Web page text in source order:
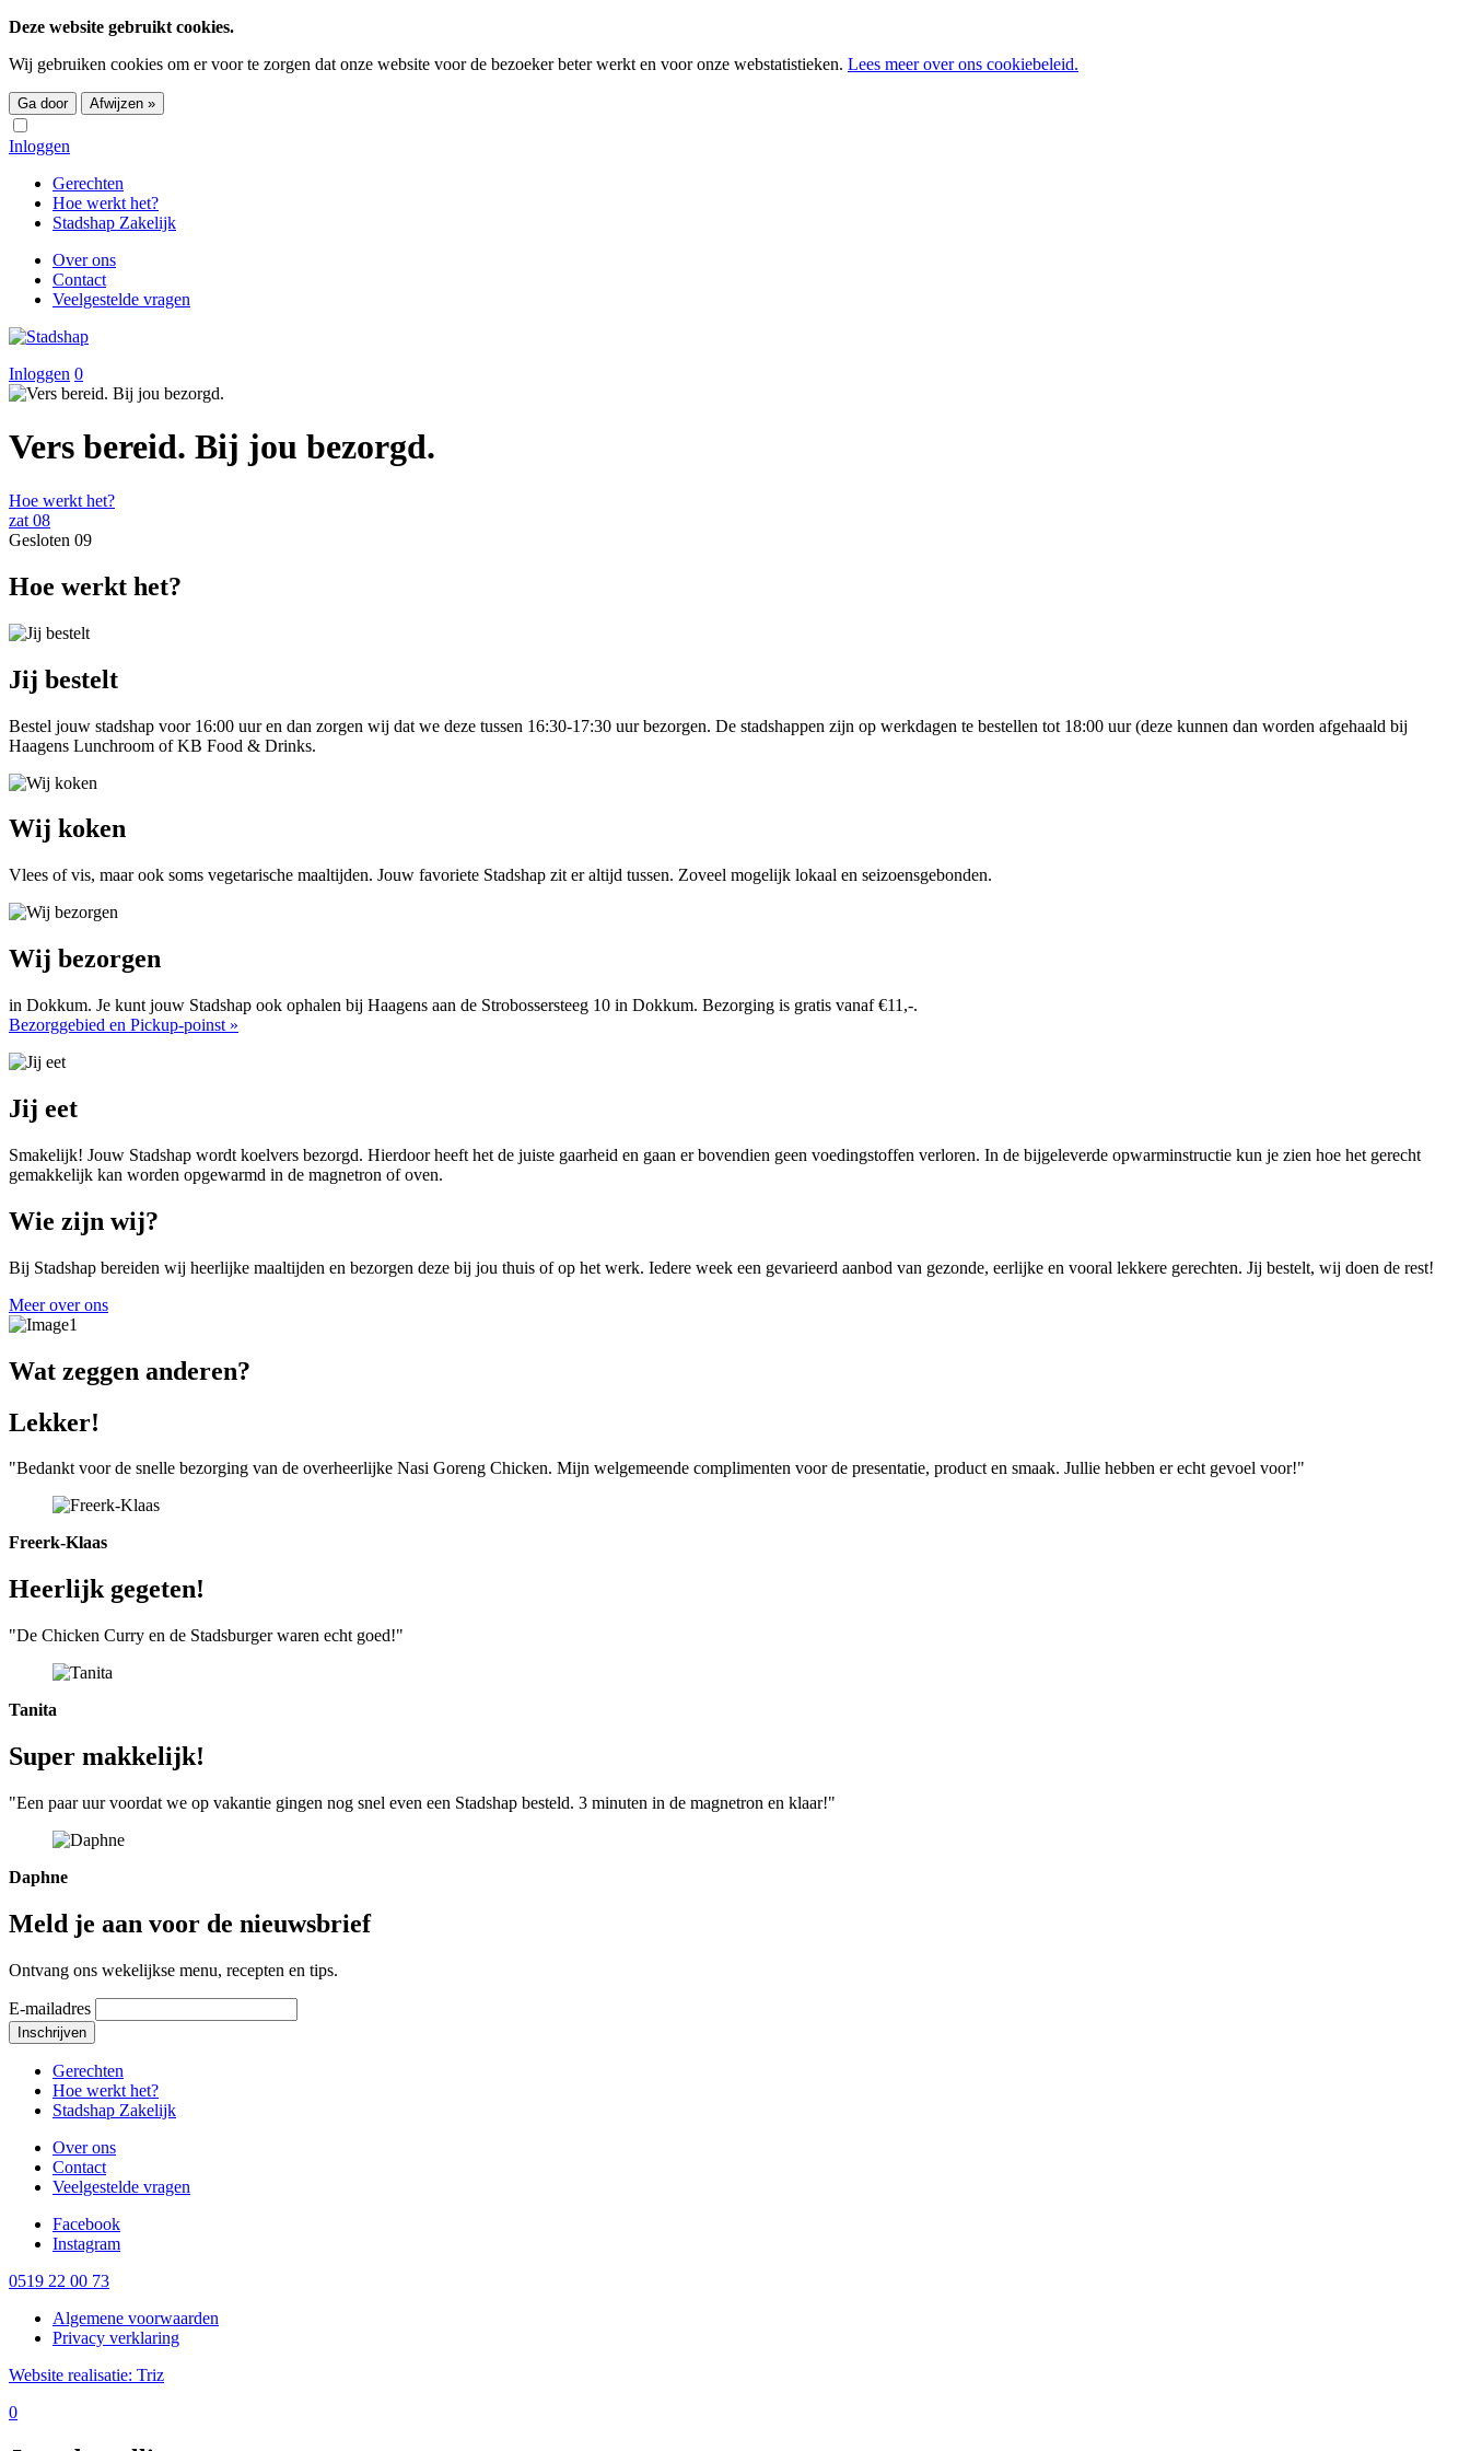
Deze website gebruikt cookies.
Wij gebruiken cookies om er voor te zorgen dat onze website voor de bezoeker beter werkt en voor onze webstatistieken. Lees meer over ons cookiebeleid.
Ga door Afwijzen »
Inloggen
Gerechten
Hoe werkt het?
Stadshap Zakelijk
Over ons
Contact
Veelgestelde vragen
Inloggen 0
Vers bereid. Bij jou bezorgd.
Hoe werkt het?
zat 08
Gesloten 09
Hoe werkt het?
Jij bestelt
Bestel jouw stadshap voor 16:00 uur en dan zorgen wij dat we deze tussen 16:30-17:30 uur bezorgen. De stadshappen zijn op werkdagen te bestellen tot 18:00 uur (deze kunnen dan worden afgehaald bij
Haagens Lunchroom of KB Food & Drinks.
Wij koken
Vlees of vis, maar ook soms vegetarische maaltijden. Jouw favoriete Stadshap zit er altijd tussen. Zoveel mogelijk lokaal en seizoensgebonden.
Wij bezorgen
in Dokkum. Je kunt jouw Stadshap ook ophalen bij Haagens aan de Strobossersteeg 10 in Dokkum. Bezorging is gratis vanaf €11,-.
Bezorggebied en Pickup-poinst »
Jij eet
Smakelijk! Jouw Stadshap wordt koelvers bezorgd. Hierdoor heeft het de juiste gaarheid en gaan er bovendien geen voedingstoffen verloren. In de bijgeleverde opwarminstructie kun je zien hoe het gerecht
gemakkelijk kan worden opgewarmd in de magnetron of oven.
Wie zijn wij?
Bij Stadshap bereiden wij heerlijke maaltijden en bezorgen deze bij jou thuis of op het werk. Iedere week een gevarieerd aanbod van gezonde, eerlijke en vooral lekkere gerechten. Jij bestelt, wij doen de rest!
Meer over ons
Wat zeggen anderen?
Lekker!
"Bedankt voor de snelle bezorging van de overheerlijke Nasi Goreng Chicken. Mijn welgemeende complimenten voor de presentatie, product en smaak. Jullie hebben er echt gevoel voor!"
Freerk-Klaas
Heerlijk gegeten!
"De Chicken Curry en de Stadsburger waren echt goed!"
Tanita
Super makkelijk!
"Een paar uur voordat we op vakantie gingen nog snel even een Stadshap besteld. 3 minuten in de magnetron en klaar!"
Daphne
Meld je aan voor de nieuwsbrief
Ontvang ons wekelijkse menu, recepten en tips.
E-mailadres
Inschrijven
Gerechten
Hoe werkt het?
Stadshap Zakelijk
Over ons
Contact
Veelgestelde vragen
Facebook
Instagram
0519 22 00 73
Algemene voorwaarden
Privacy verklaring
Website realisatie: Triz
0